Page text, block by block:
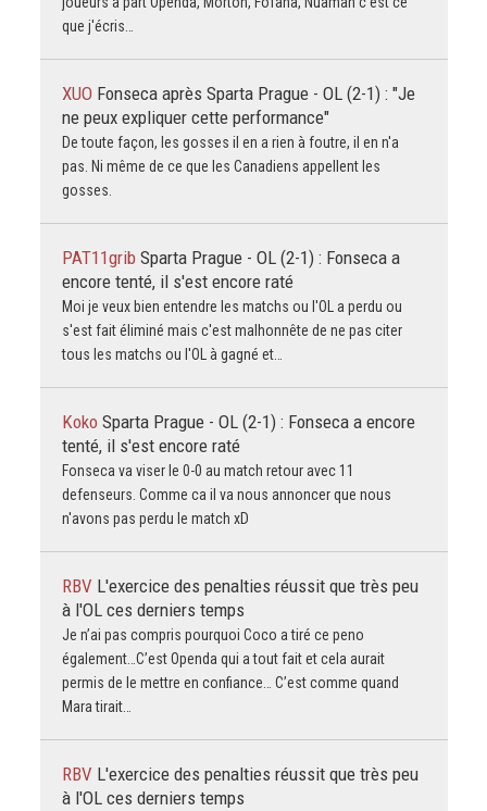
que j'écris…
XUO Fonseca après Sparta Prague - OL (2-1) : "Je
ne peux expliquer cette performance"
De toute façon, les gosses il en a rien à foutre, il en n'a
pas. Ni même de ce que les Canadiens appellent les
gosses.
PAT11grib Sparta Prague - OL (2-1) : Fonseca a
encore tenté, il s'est encore raté
Moi je veux bien entendre les matchs ou l'OL a perdu ou
s'est fait éliminé mais c'est malhonnête de ne pas citer
tous les matchs ou l'OL à gagné et…
Koko Sparta Prague - OL (2-1) : Fonseca a encore
tenté, il s'est encore raté
Fonseca va viser le 0-0 au match retour avec 11
defenseurs. Comme ca il va nous annoncer que nous
n'avons pas perdu le match xD
RBV L'exercice des penalties réussit que très peu
à l'OL ces derniers temps
Je n’ai pas compris pourquoi Coco a tiré ce peno
également…C’est Openda qui a tout fait et cela aurait
permis de le mettre en confiance… C’est comme quand
Mara tirait…
RBV L'exercice des penalties réussit que très peu
à l'OL ces derniers temps